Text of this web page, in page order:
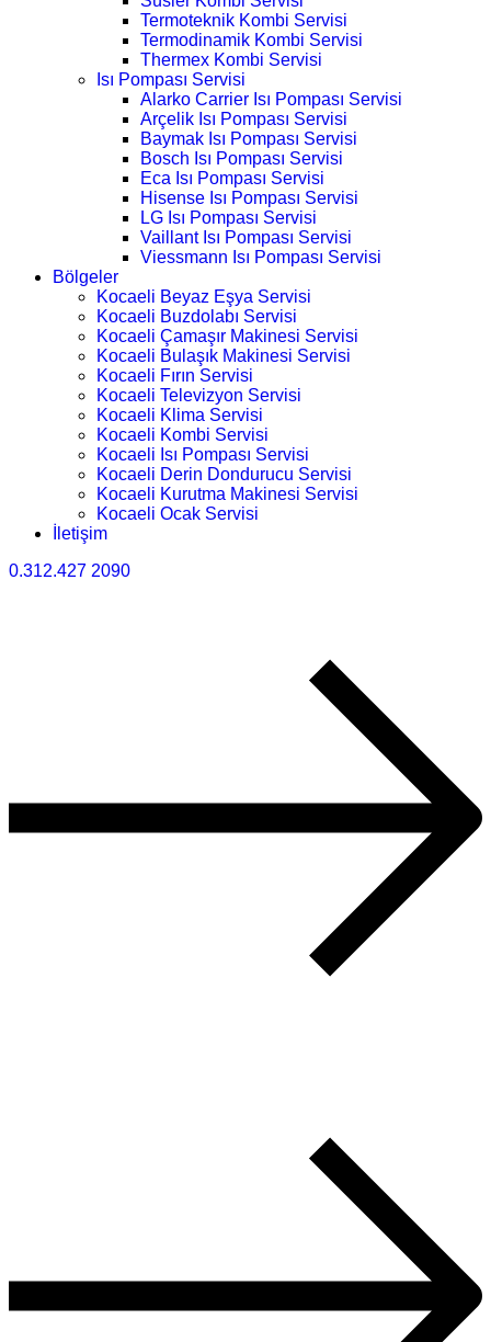
Termoteknik Kombi Servisi
Termodinamik Kombi Servisi
Thermex Kombi Servisi
Isı Pompası Servisi
Alarko Carrier Isı Pompası Servisi
Arçelik Isı Pompası Servisi
Baymak Isı Pompası Servisi
Bosch Isı Pompası Servisi
Eca Isı Pompası Servisi
Hisense Isı Pompası Servisi
LG Isı Pompası Servisi
Vaillant Isı Pompası Servisi
Viessmann Isı Pompası Servisi
Bölgeler
Kocaeli Beyaz Eşya Servisi
Kocaeli Buzdolabı Servisi
Kocaeli Çamaşır Makinesi Servisi
Kocaeli Bulaşık Makinesi Servisi
Kocaeli Fırın Servisi
Kocaeli Televizyon Servisi
Kocaeli Klima Servisi
Kocaeli Kombi Servisi
Kocaeli Isı Pompası Servisi
Kocaeli Derin Dondurucu Servisi
Kocaeli Kurutma Makinesi Servisi
Kocaeli Ocak Servisi
İletişim
0.312.427 2090